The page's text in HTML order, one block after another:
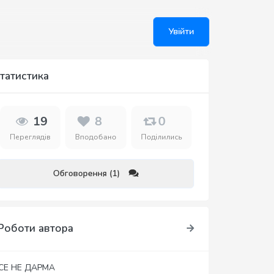
Увійти
19
Переглядів
8
Вподобано
0
Поділились
Обговорення (1)
автора
НЕ ДАРМА